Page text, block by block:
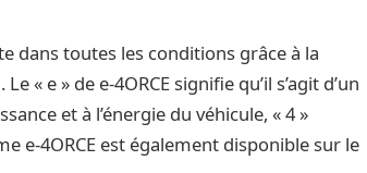
dans toutes les conditions grâce à la
« e » de e-4ORCE signifie qu’il s’agit d’un
et à l’énergie du véhicule, « 4 »
e-4ORCE est également disponible sur le